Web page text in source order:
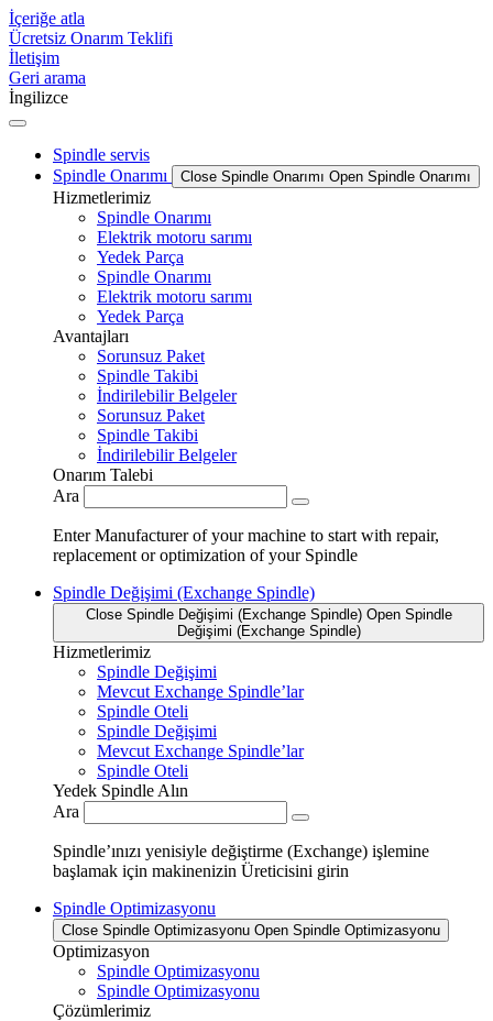
İçeriğe atla
Ücretsiz Onarım Teklifi
İletişim
Geri arama
İngilizce
Spindle servis
Spindle Onarımı
Close Spindle Onarımı Open Spindle Onarımı
Hizmetlerimiz
Spindle Onarımı
Elektrik motoru sarımı
Yedek Parça
Spindle Onarımı
Elektrik motoru sarımı
Yedek Parça
Avantajları
Sorunsuz Paket
Spindle Takibi
İndirilebilir Belgeler
Sorunsuz Paket
Spindle Takibi
İndirilebilir Belgeler
Onarım Talebi
Ara
Enter Manufacturer of your machine to start with repair,
replacement or optimization of your Spindle
Spindle Değişimi (Exchange Spindle)
Close Spindle Değişimi (Exchange Spindle) Open Spindle
Değişimi (Exchange Spindle)
Hizmetlerimiz
Spindle Değişimi
Mevcut Exchange Spindle’lar
Spindle Oteli
Spindle Değişimi
Mevcut Exchange Spindle’lar
Spindle Oteli
Yedek Spindle Alın
Ara
Spindle’ınızı yenisiyle değiştirme (Exchange) işlemine
başlamak için makinenizin Üreticisini girin
Spindle Optimizasyonu
Close Spindle Optimizasyonu Open Spindle Optimizasyonu
Optimizasyon
Spindle Optimizasyonu
Spindle Optimizasyonu
Çözümlerimiz